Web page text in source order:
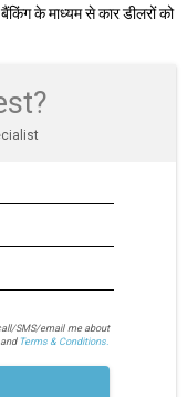
के माध्यम से कार डीलरों को
SMS/email me about
Terms & Conditions.